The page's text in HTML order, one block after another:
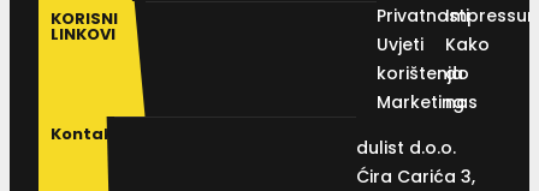
KORISNI
LINKOVI
Privatnosti
Uvjeti
korištenja
Marketing
Kako
do
nas
Kontakt
dulist d.o.o.
Ćira Carića 3,